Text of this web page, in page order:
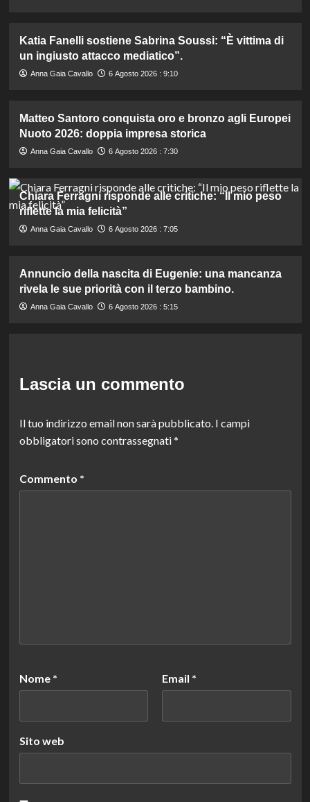
Katia Fanelli sostiene Sabrina Soussi: “È vittima di
un ingiusto attacco mediatico”.
Anna Gaia Cavallo 6 Agosto 2026 : 9:10
Matteo Santoro conquista oro e bronzo agli Europei
Nuoto 2026: doppia impresa storica
Anna Gaia Cavallo 6 Agosto 2026 : 7:30
Chiara Ferragni risponde alle critiche: “Il mio peso
riflette la mia felicità”
Anna Gaia Cavallo 6 Agosto 2026 : 7:05
Annuncio della nascita di Eugenie: una mancanza
rivela le sue priorità con il terzo bambino.
Anna Gaia Cavallo 6 Agosto 2026 : 5:15
Lascia un commento
Il tuo indirizzo email non sarà pubblicato. I campi
obbligatori sono contrassegnati*
Commento *
Nome * Email *
Sito web